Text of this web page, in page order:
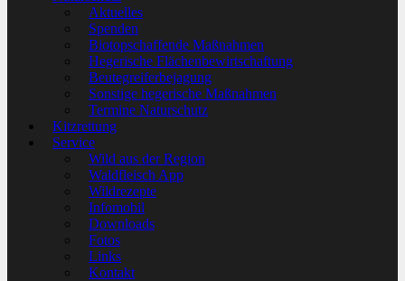
Aktuelles
Spenden
Biotopschaffende Maßnahmen
Hegerische Flächenbewirtschaftung
Beutegreiferbejagung
Sonstige hegerische Maßnahmen
Termine Naturschutz
Kitzrettung
Service
Wild aus der Region
Waldfleisch App
Wildrezepte
Infomobil
Downloads
Fotos
Links
Kontakt